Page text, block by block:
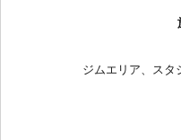
ジムエリア、スタ